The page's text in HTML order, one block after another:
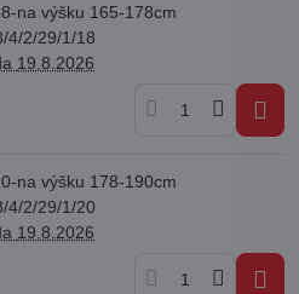
na výšku 165-178cm
4/2/29/1/18
19.8.2026
na výšku 178-190cm
4/2/29/1/20
19.8.2026